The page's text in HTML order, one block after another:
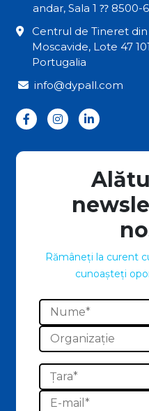
andar, Sala 1 ⁇
Centrul de Tineret
Moscavide, Lote 47
Portugalia
info@dypall.com
Rămâneți la curent
cunoașteți